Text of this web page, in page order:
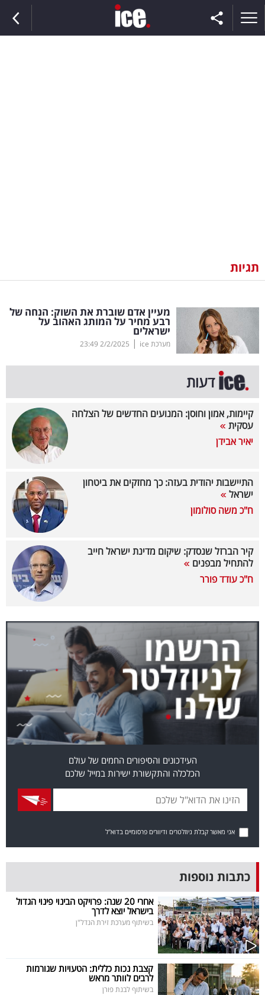
וצרכנות
דיגיטל
וטק
שיווק
ופרסום
משפט
מדדים
דעות
רכילות
קריפטו
ויראלי
עסקי
ספורט
קריירה
ולימודים
רכב
בריאות
תרבות
ופנאי
תיירות
TOP-
5
המילון
הכלכלי
תגיות
מעיין אדם שוברת את השוק: הנחה של
רבע מחיר על המותג האהוב על
ישראלים
מערכת ice |
2/2/2025
23:49
דעות
קיימות, אמון וחוסן: המנועים החדשים של הצלחה
עסקית
יאיר אבידן
התיישבות יהודית בעזה: כך מחזקים את ביטחון
ישראל
ח"כ משה סולומון
קיר הברזל שנסדק: שיקום מדינת ישראל חייב
להתחיל מבפנים
ח"כ עודד פורר
העידכונים והסיפורים החמים של עולם
הכלכלה והתקשורת ישירות במייל שלכם
אני מאשר קבלת ניוזלטרים ודיוורים פרסומיים בדוא"ל
כתבות נוספות
אחרי 20 שנה: פרויקט הבינוי פינוי הגדול
בישראל יוצא לדרך
בשיתוף מערכת זירת הנדל"ן
קצבת נכות כללית: הטעויות שגורמות
לרבים לוותר מראש
בשיתוף לבנת פורן